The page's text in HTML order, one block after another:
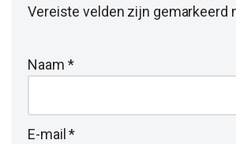
Vereiste velden zijn gemarkeerd
Naam *
E-mail*